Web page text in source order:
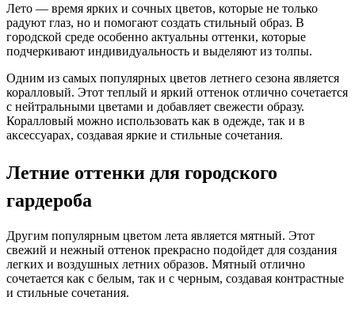
Лето — время ярких и сочных цветов, которые не только
радуют глаз, но и помогают создать стильный образ. В
городской среде особенно актуальны оттенки, которые
подчеркивают индивидуальность и выделяют из толпы.
Одним из самых популярных цветов летнего сезона является
коралловый. Этот теплый и яркий оттенок отлично сочетается
с нейтральными цветами и добавляет свежести образу.
Коралловый можно использовать как в одежде, так и в
аксессуарах, создавая яркие и стильные сочетания.
Летние оттенки для городского
гардероба
Другим популярным цветом лета является мятный. Этот
свежий и нежный оттенок прекрасно подойдет для создания
легких и воздушных летних образов. Мятный отлично
сочетается как с белым, так и с черным, создавая контрастные
и стильные сочетания.